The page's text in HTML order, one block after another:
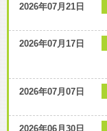
2026年07月21日
2026年07月17日
2026年07月07日
2026年06月30日